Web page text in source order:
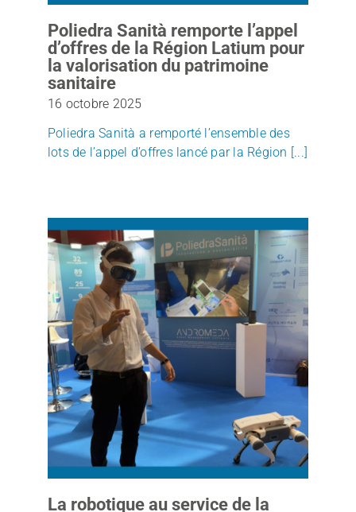
Poliedra Sanità remporte l’appel
d’offres de la Région Latium pour
la valorisation du patrimoine
sanitaire
16 octobre 2025
Poliedra Sanità a remporté l’ensemble des
lots de l’appel d’offres lancé par la Région [...]
La robotique au service de la